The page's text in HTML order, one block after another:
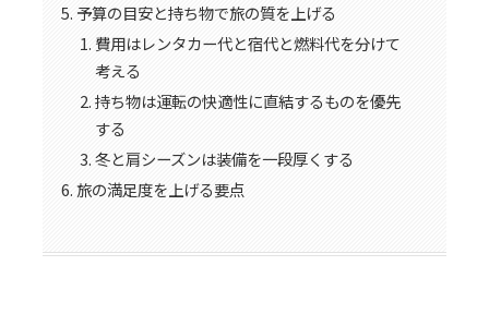
予算の目安と持ち物で旅の質を上げる
費用はレンタカー代と宿代と燃料代を分けて
考える
持ち物は運転の快適性に直結するものを優先
する
冬と肩シーズンは装備を一段厚くする
旅の満足度を上げる要点